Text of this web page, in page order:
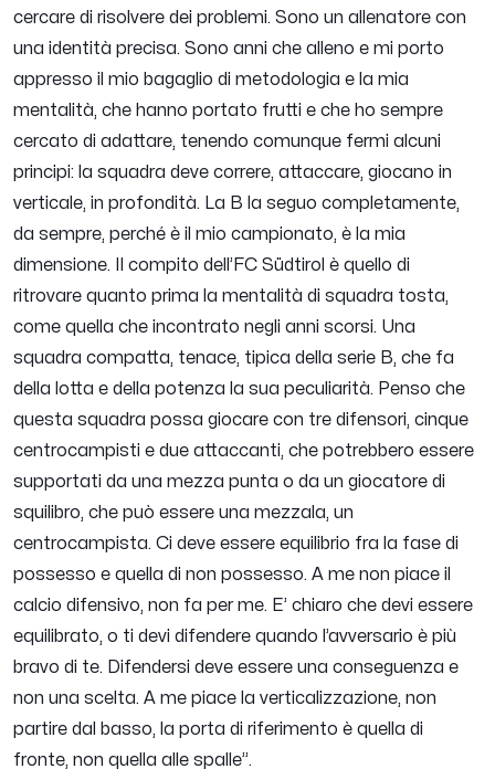
cercare di risolvere dei problemi. Sono un allenatore con
una identità precisa. Sono anni che alleno e mi porto
appresso il mio bagaglio di metodologia e la mia
mentalità, che hanno portato frutti e che ho sempre
cercato di adattare, tenendo comunque fermi alcuni
principi: la squadra deve correre, attaccare, giocano in
verticale, in profondità. La B la seguo completamente,
da sempre, perché è il mio campionato, è la mia
dimensione. Il compito dell’FC Südtirol è quello di
ritrovare quanto prima la mentalità di squadra tosta,
come quella che incontrato negli anni scorsi. Una
squadra compatta, tenace, tipica della serie B, che fa
della lotta e della potenza la sua peculiarità. Penso che
questa squadra possa giocare con tre difensori, cinque
centrocampisti e due attaccanti, che potrebbero essere
supportati da una mezza punta o da un giocatore di
squilibro, che può essere una mezzala, un
centrocampista. Ci deve essere equilibrio fra la fase di
possesso e quella di non possesso. A me non piace il
calcio difensivo, non fa per me. E’ chiaro che devi essere
equilibrato, o ti devi difendere quando l’avversario è più
bravo di te. Difendersi deve essere una conseguenza e
non una scelta. A me piace la verticalizzazione, non
partire dal basso, la porta di riferimento è quella di
fronte, non quella alle spalle”.